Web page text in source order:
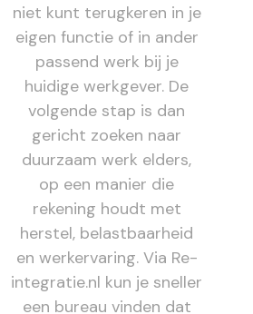
niet kunt terugkeren in je
eigen functie of in ander
passend werk bij je
huidige werkgever. De
volgende stap is dan
gericht zoeken naar
duurzaam werk elders,
op een manier die
rekening houdt met
herstel, belastbaarheid
en werkervaring. Via Re-
integratie.nl kun je sneller
een bureau vinden dat